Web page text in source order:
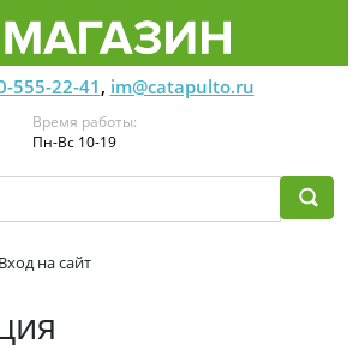
555-22-41 , im@catapulto.ru
Время работы:
Пн-Вс 10-19
Вход на сайт